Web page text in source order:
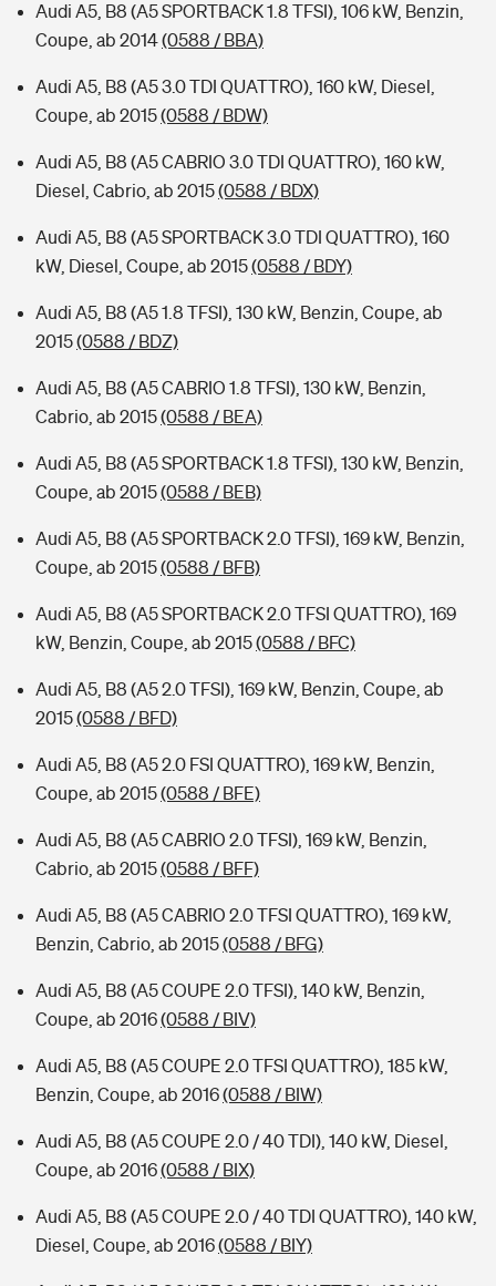
Audi A5, B8 (A5 SPORTBACK 1.8 TFSI), 106 kW, Benzin,
Coupe, ab 2014(0588 / BBA)
Audi A5, B8 (A5 3.0 TDI QUATTRO), 160 kW, Diesel,
Coupe, ab 2015(0588 / BDW)
Audi A5, B8 (A5 CABRIO 3.0 TDI QUATTRO), 160 kW,
Diesel, Cabrio, ab 2015(0588 / BDX)
Audi A5, B8 (A5 SPORTBACK 3.0 TDI QUATTRO), 160
kW, Diesel, Coupe, ab 2015(0588 / BDY)
Audi A5, B8 (A5 1.8 TFSI), 130 kW, Benzin, Coupe, ab
2015(0588 / BDZ)
Audi A5, B8 (A5 CABRIO 1.8 TFSI), 130 kW, Benzin,
Cabrio, ab 2015(0588 / BEA)
Audi A5, B8 (A5 SPORTBACK 1.8 TFSI), 130 kW, Benzin,
Coupe, ab 2015(0588 / BEB)
Audi A5, B8 (A5 SPORTBACK 2.0 TFSI), 169 kW, Benzin,
Coupe, ab 2015(0588 / BFB)
Audi A5, B8 (A5 SPORTBACK 2.0 TFSI QUATTRO), 169
kW, Benzin, Coupe, ab 2015(0588 / BFC)
Audi A5, B8 (A5 2.0 TFSI), 169 kW, Benzin, Coupe, ab
2015(0588 / BFD)
Audi A5, B8 (A5 2.0 FSI QUATTRO), 169 kW, Benzin,
Coupe, ab 2015(0588 / BFE)
Audi A5, B8 (A5 CABRIO 2.0 TFSI), 169 kW, Benzin,
Cabrio, ab 2015(0588 / BFF)
Audi A5, B8 (A5 CABRIO 2.0 TFSI QUATTRO), 169 kW,
Benzin, Cabrio, ab 2015(0588 / BFG)
Audi A5, B8 (A5 COUPE 2.0 TFSI), 140 kW, Benzin,
Coupe, ab 2016(0588 / BIV)
Audi A5, B8 (A5 COUPE 2.0 TFSI QUATTRO), 185 kW,
Benzin, Coupe, ab 2016(0588 / BIW)
Audi A5, B8 (A5 COUPE 2.0 / 40 TDI), 140 kW, Diesel,
Coupe, ab 2016(0588 / BIX)
Audi A5, B8 (A5 COUPE 2.0 / 40 TDI QUATTRO), 140 kW,
Diesel, Coupe, ab 2016(0588 / BIY)